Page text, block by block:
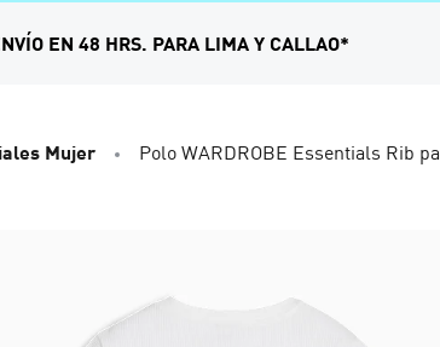
EN 48 HRS. PARA LIMA Y CALLAO*
Mujer Polo WARDROBE Essentials Rib